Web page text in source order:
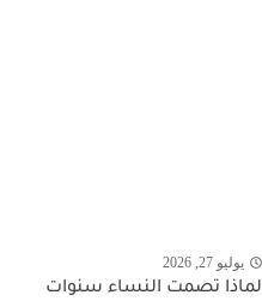
يوليو 27, 2026
لماذا تصمت النساء سنوات